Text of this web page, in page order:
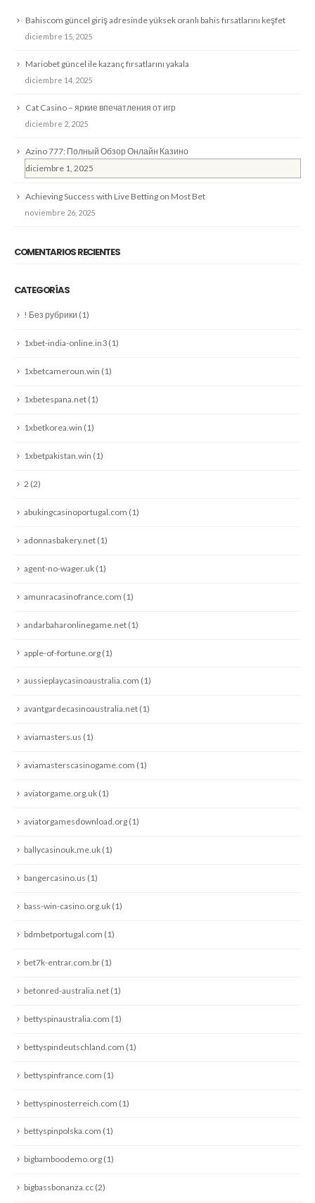
Bahiscom güncel giriş adresinde yüksek oranlı bahis fırsatlarını keşfet
diciembre 15, 2025
Mariobet güncel ile kazanç fırsatlarını yakala
diciembre 14, 2025
Cat Casino – яркие впечатления от игр
diciembre 2, 2025
Azino 777: Полный Обзор Онлайн Казино
diciembre 1, 2025
Achieving Success with Live Betting on Most Bet
noviembre 26, 2025
COMENTARIOS RECIENTES
CATEGORÍAS
! Без рубрики (1)
1xbet-india-online.in3 (1)
1xbetcameroun.win (1)
1xbetespana.net (1)
1xbetkorea.win (1)
1xbetpakistan.win (1)
2 (2)
abukingcasinoportugal.com (1)
adonnasbakery.net (1)
agent-no-wager.uk (1)
amunracasinofrance.com (1)
andarbaharonlinegame.net (1)
apple-of-fortune.org (1)
aussieplaycasinoaustralia.com (1)
avantgardecasinoaustralia.net (1)
aviamasters.us (1)
aviamasterscasinogame.com (1)
aviatorgame.org.uk (1)
aviatorgamesdownload.org (1)
ballycasinouk.me.uk (1)
bangercasino.us (1)
bass-win-casino.org.uk (1)
bdmbetportugal.com (1)
bet7k-entrar.com.br (1)
betonred-australia.net (1)
bettyspinaustralia.com (1)
bettyspindeutschland.com (1)
bettyspinfrance.com (1)
bettyspinosterreich.com (1)
bettyspinpolska.com (1)
bigbamboodemo.org (1)
bigbassbonanza.cc (2)